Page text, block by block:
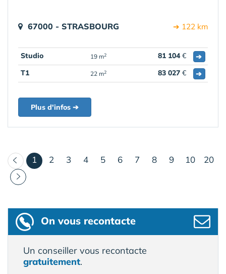
67000 - STRASBOURG ➔ 122 km
Studio 19 m2 81 104€
➔
T1
22 m2 83 027 € ➔
Plus d'infos ➔
1 (courant)
2 3 4 5 6 7 8 9 10 20
On vous recontacte
Un conseiller vous recontacte
gratuitement.